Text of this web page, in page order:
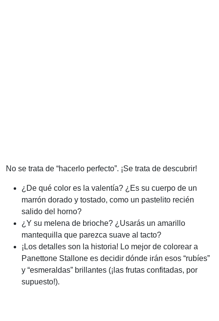
No se trata de “hacerlo perfecto”. ¡Se trata de descubrir!
¿De qué color es la valentía? ¿Es su cuerpo de un
marrón dorado y tostado, como un pastelito recién
salido del horno?
¿Y su melena de brioche? ¿Usarás un amarillo
mantequilla que parezca suave al tacto?
¡Los detalles son la historia! Lo mejor de colorear a
Panettone Stallone es decidir dónde irán esos “rubíes”
y “esmeraldas” brillantes (¡las frutas confitadas, por
supuesto!).